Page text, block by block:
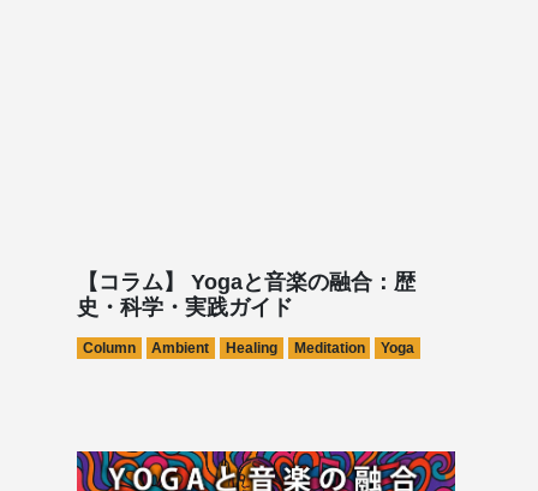
【コラム】 Yogaと音楽の融合：歴
史・科学・実践ガイド
Column Ambient Healing Meditation Yoga